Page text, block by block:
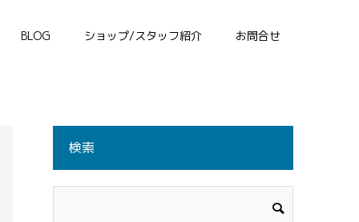
BLOG ショップ/スタッフ紹介 お問合せ
検索